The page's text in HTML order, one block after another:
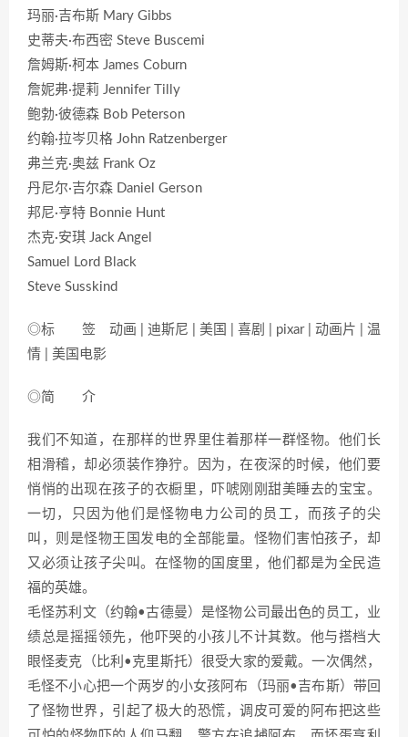
玛丽·吉布斯 Mary Gibbs
史蒂夫·布西密 Steve Buscemi
詹姆斯·柯本 James Coburn
詹妮弗·提莉 Jennifer Tilly
鲍勃·彼德森 Bob Peterson
约翰·拉岑贝格 John Ratzenberger
弗兰克·奥兹 Frank Oz
丹尼尔·吉尔森 Daniel Gerson
邦尼·亨特 Bonnie Hunt
杰克·安琪 Jack Angel
Samuel Lord Black
Steve Susskind
◎标 签 动画 | 迪斯尼 | 美国 | 喜剧 | pixar | 动画片 | 温
情 | 美国电影
◎简 介
我们不知道，在那样的世界里住着那样一群怪物。他们长
相滑稽，却必须装作狰狞。因为，在夜深的时候，他们要
悄悄的出现在孩子的衣橱里，吓唬刚刚甜美睡去的宝宝。
一切，只因为他们是怪物电力公司的员工，而孩子的尖
叫，则是怪物王国发电的全部能量。怪物们害怕孩子，却
又必须让孩子尖叫。在怪物的国度里，他们都是为全民造
福的英雄。
毛怪苏利文（约翰•古德曼）是怪物公司最出色的员工，业
绩总是摇摇领先，他吓哭的小孩儿不计其数。他与搭档大
眼怪麦克（比利•克里斯托）很受大家的爱戴。一次偶然，
毛怪不小心把一个两岁的小女孩阿布（玛丽•吉布斯）带回
了怪物世界，引起了极大的恐慌，调皮可爱的阿布把这些